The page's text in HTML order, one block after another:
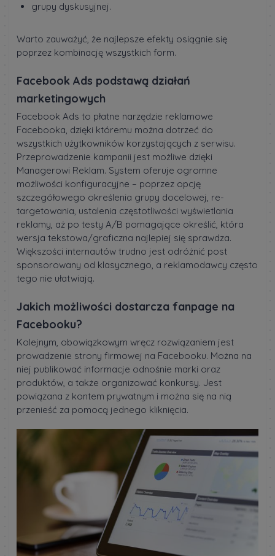
grupy dyskusyjnej.
Warto zauważyć, że najlepsze efekty osiągnie się
poprzez kombinację wszystkich form.
Facebook Ads podstawą działań
marketingowych
Facebook Ads to płatne narzędzie reklamowe
Facebooka, dzięki któremu można dotrzeć do
wszystkich użytkowników korzystających z serwisu.
Przeprowadzenie kampanii jest możliwe dzięki
Managerowi Reklam. System oferuje ogromne
możliwości konfiguracyjne – poprzez opcję
szczegółowego określenia grupy docelowej, re-
targetowania, ustalenia częstotliwości wyświetlania
reklamy, aż po testy A/B pomagające określić, która
wersja tekstowa/graficzna najlepiej się sprawdza.
Większości internautów trudno jest odróżnić post
sponsorowany od klasycznego, a reklamodawcy często
tego nie ułatwiają.
Jakich możliwości dostarcza fanpage na
Facebooku?
Kolejnym, obowiązkowym wręcz rozwiązaniem jest
prowadzenie strony firmowej na Facebooku. Można na
niej publikować informacje odnośnie marki oraz
produktów, a także organizować konkursy. Jest
powiązana z kontem prywatnym i można się na nią
przenieść za pomocą jednego kliknięcia.